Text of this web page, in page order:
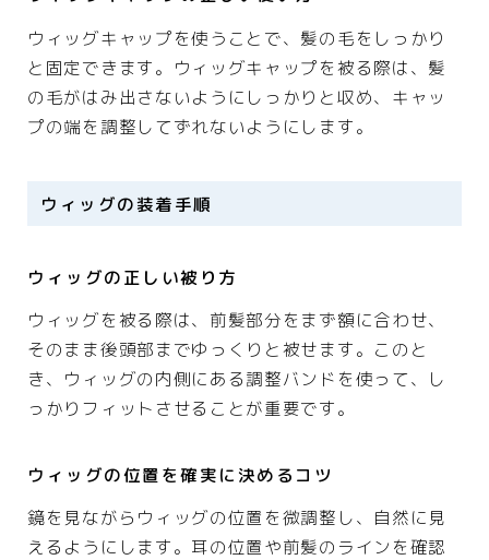
ウィッグキャップを使うことで、髪の毛をしっかり
と固定できます。ウィッグキャップを被る際は、髪
の毛がはみ出さないようにしっかりと収め、キャッ
プの端を調整してずれないようにします。
ウィッグの装着手順
ウィッグの正しい被り方
ウィッグを被る際は、前髪部分をまず額に合わせ、
そのまま後頭部までゆっくりと被せます。このと
き、ウィッグの内側にある調整バンドを使って、し
っかりフィットさせることが重要です。
ウィッグの位置を確実に決めるコツ
鏡を見ながらウィッグの位置を微調整し、自然に見
えるようにします。耳の位置や前髪のラインを確認